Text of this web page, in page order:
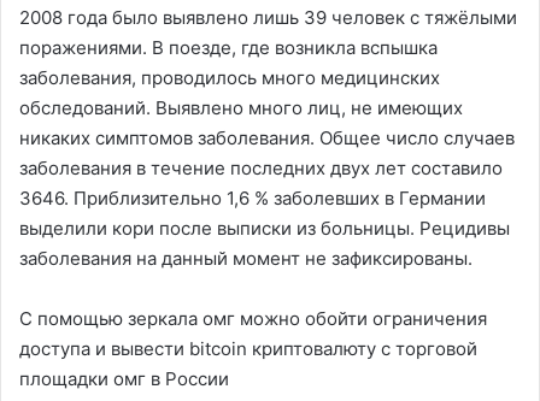
2008 года было выявлено лишь 39 человек с тяжёлыми
поражениями. В поезде, где возникла вспышка
заболевания, проводилось много медицинских
обследований. Выявлено много лиц, не имеющих
никаких симптомов заболевания. Общее число случаев
заболевания в течение последних двух лет составило
3646. Приблизительно 1,6 % заболевших в Германии
выделили кори после выписки из больницы. Рецидивы
заболевания на данный момент не зафиксированы.
С помощью зеркала омг можно обойти ограничения
доступа и вывести bitcoin криптовалюту с торговой
площадки омг в России